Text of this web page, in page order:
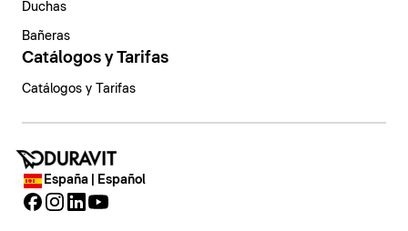
Duchas
Bañeras
Catálogos y Tarifas
Catálogos y Tarifas
España | Español